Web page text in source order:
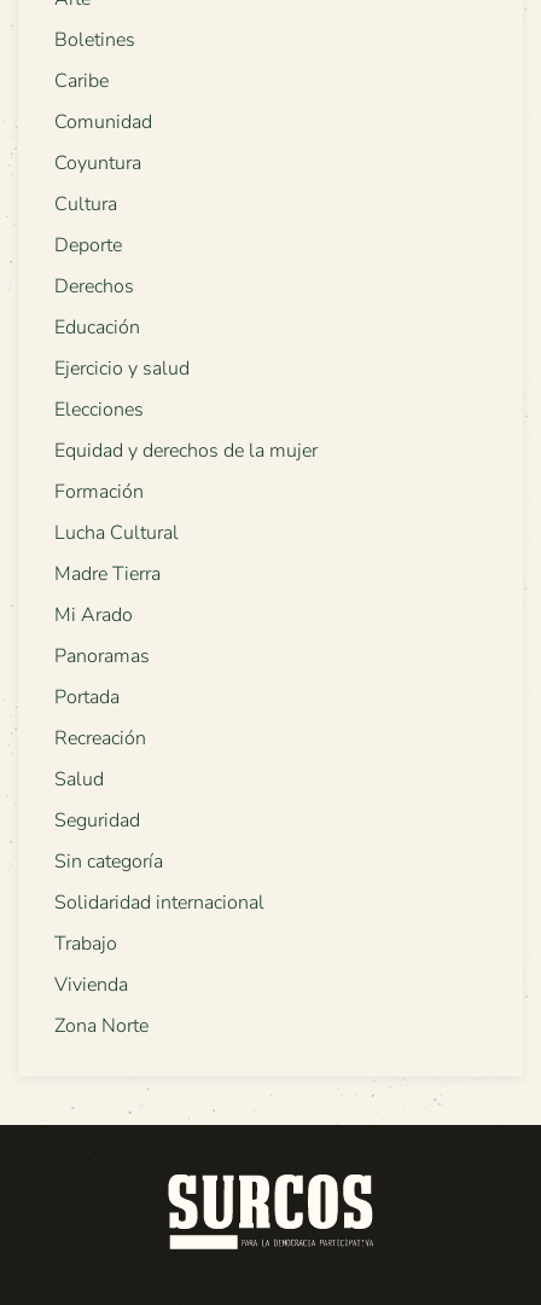
Boletines
Caribe
Comunidad
Coyuntura
Cultura
Deporte
Derechos
Educación
Ejercicio y salud
Elecciones
Equidad y derechos de la mujer
Formación
Lucha Cultural
Madre Tierra
Mi Arado
Panoramas
Portada
Recreación
Salud
Seguridad
Sin categoría
Solidaridad internacional
Trabajo
Vivienda
Zona Norte